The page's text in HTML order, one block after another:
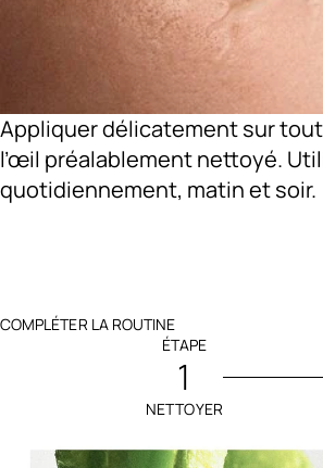
Appliquer délicatement sur
l’œil préalablement nettoyé.
quotidiennement, matin et soir.
COMPLÉTER LA ROUTINE
ÉTAPE
1
NETTOYER